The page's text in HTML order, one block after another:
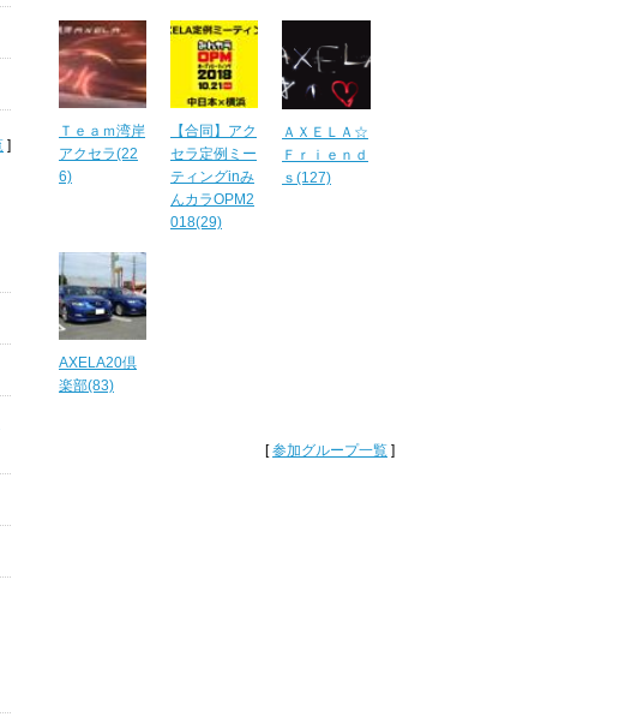
Ｔｅａｍ湾岸
アクセラ(22
6)
【合同】アク
セラ定例ミー
ティングinみ
んカラOPM2
018(29)
ＡＸＥＬＡ☆
Ｆｒｉｅｎｄ
ｓ(127)
AXELA20倶
楽部(83)
[参加グループ一覧 ]
]